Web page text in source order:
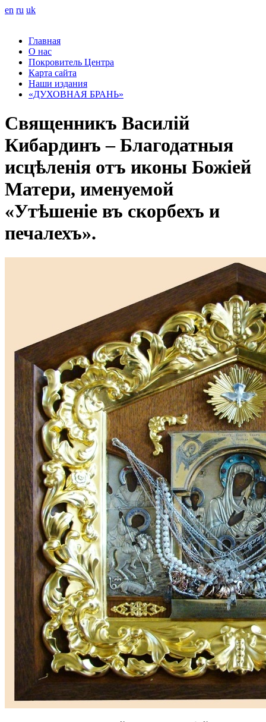
en ru uk
Главная
О нас
Покровитель Центра
Карта сайта
Наши издания
«ДУХОВНАЯ БРАНЬ»
Священникъ Василій
Кибардинъ – Благодатныя
исцѣленія отъ иконы Божіей
Матери, именуемой
«Утѣшеніе въ скорбехъ и
печалехъ».